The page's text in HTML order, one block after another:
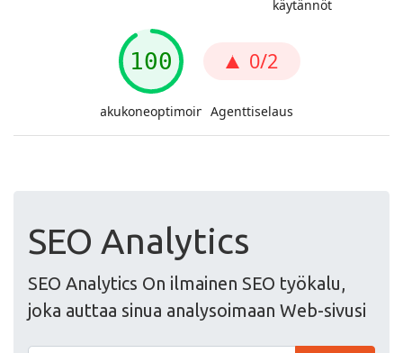
SEO Analytics
SEO Analytics On ilmainen SEO työkalu,
joka auttaa sinua analysoimaan Web-sivusi